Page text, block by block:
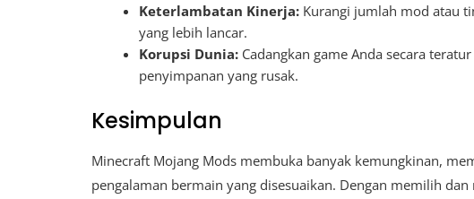
Keterlambatan Kinerja: Kurangi jumlah mod atau
yang lebih lancar.
Korupsi Dunia: Cadangkan game Anda secara
penyimpanan yang rusak.
Kesimpulan
Minecraft Mojang Mods membuka banyak kemungkinan,
pengalaman bermain yang disesuaikan. Dengan memilih